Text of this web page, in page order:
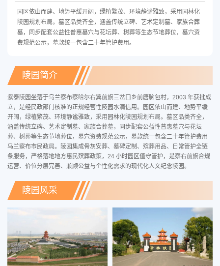
园区依山而建、地势平缓开阔，绿植繁茂、环境静谧雅致，采用园林化
陵园规划布局。墓区品类齐全，涵盖传统立碑、艺术定制墓、家族合葬
墓，同步配套公益性普惠墓穴与花坛葬、树葬等生态节地葬位，墓穴资
费规范公示，墓款统一包含二十年管护费用。
陵园简介
紫泰陵园坐落于乌兰察布察哈尔右翼前旗三岔口乡前唐脑包村，2003 年获批成
立，是经民政部门核准的正规经营性陵园水滴信用。园区依山而建、地势平缓
开阔，绿植繁茂、环境静谧雅致，采用园林化陵园规划布局。墓区品类齐全，
涵盖传统立碑、艺术定制墓、家族合葬墓，同步配套公益性普惠墓穴与花坛
葬、树葬等生态节地葬位，墓穴资费规范公示，墓款统一包含二十年管护费用
乌兰察布市民政局。陵园集成骨灰安葬、墓碑定制、殡葬用品、日常管护全链
条服务，严格落地地方惠民殡葬政策，24 小时园区值守管护，是察右前旗合规
运营、价位分层完善、兼顾公益与个性化需求的现代化人文纪念陵园。
陵园风采